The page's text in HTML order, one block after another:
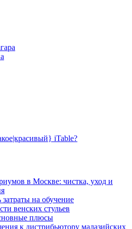
iTable?
в Москве: чистка, уход и
на обучение
венских стульев
плюсы
к дистрибьютору малазийских